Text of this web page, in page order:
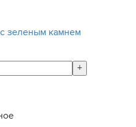
зеленым камнем
+